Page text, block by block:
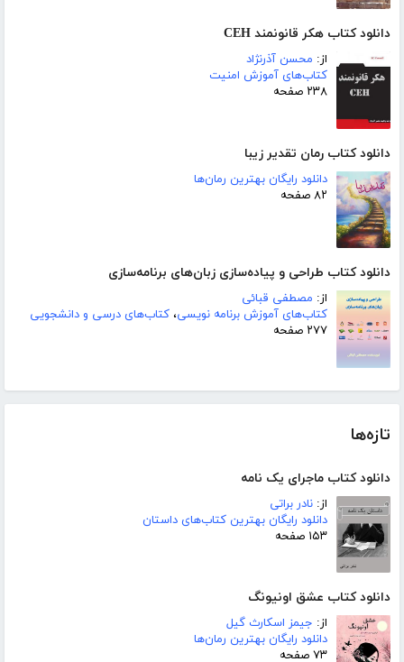
دانلود کتاب هکر قانونمند CEH
از: محسن آذرنژاد
کتاب‌های آموزش امنیت
۲۳۸ صفحه
دانلود کتاب رمان تقدیر زیبا
دانلود رایگان بهترین رمان‌ها
۸۲ صفحه
دانلود کتاب طراحی و پیاده‌سازی زبان‌های برنامه‌سازی
از: مصطفی قبائی
کتاب‌های آموزش برنامه نویسی، کتاب‌های درسی و دانشجویی
۲۷۷ صفحه
تازه‌ها
دانلود کتاب ماجرای یک نامه
از: نادر براتی
دانلود رایگان بهترین کتاب‌های داستان
۱۵۳ صفحه
دانلود کتاب عشق اونیونگ
از: جیمز اسکارث گیل
دانلود رایگان بهترین رمان‌ها
۷۳ صفحه